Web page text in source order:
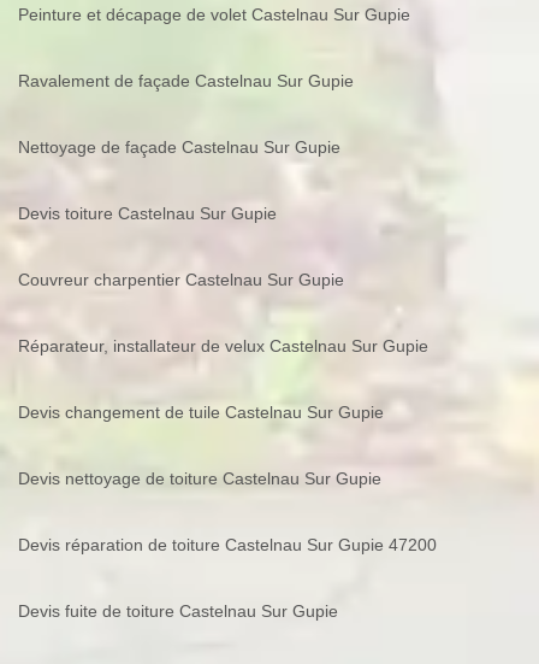
Peinture et décapage de volet Castelnau Sur Gupie
Ravalement de façade Castelnau Sur Gupie
Nettoyage de façade Castelnau Sur Gupie
Devis toiture Castelnau Sur Gupie
Couvreur charpentier Castelnau Sur Gupie
Réparateur, installateur de velux Castelnau Sur Gupie
Devis changement de tuile Castelnau Sur Gupie
Devis nettoyage de toiture Castelnau Sur Gupie
Devis réparation de toiture Castelnau Sur Gupie 47200
Devis fuite de toiture Castelnau Sur Gupie